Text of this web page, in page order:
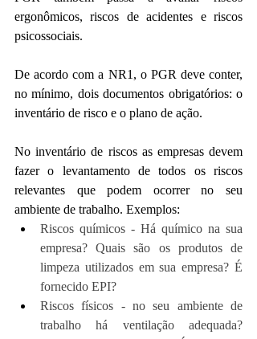
ergonômicos, riscos de acidentes e riscos
psicossociais.
De acordo com a NR1, o PGR deve conter,
no mínimo, dois documentos obrigatórios: o
inventário de risco e o plano de ação.
No inventário de riscos as empresas devem
fazer o levantamento de todos os riscos
relevantes que podem ocorrer no seu
ambiente de trabalho. Exemplos:
Riscos químicos - Há químico na sua
empresa? Quais são os produtos de
limpeza utilizados em sua empresa? É
fornecido EPI?
Riscos físicos - no seu ambiente de
trabalho há ventilação adequada?